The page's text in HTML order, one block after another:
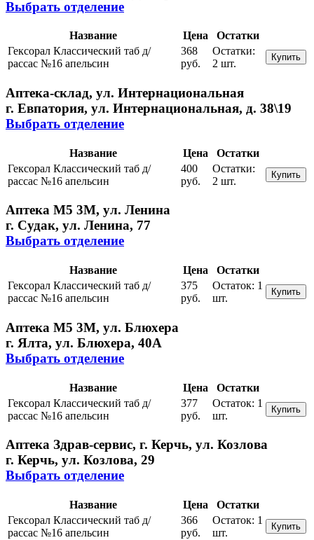
Выбрать отделение
Название Цена
Остатки
Гексорал Классический таб д/
рассас №16 апельсин
368
руб.
Остатки:
2 шт.
Купить
Аптека-склад, ул. Интернациональная
г. Евпатория, ул. Интернациональная, д. 38\19
Выбрать отделение
Название Цена
Остатки
Гексорал Классический таб д/
рассас №16 апельсин
400
руб.
Остатки:
2 шт.
Купить
Аптека М5 3М, ул. Ленина
г. Судак, ул. Ленина, 77
Выбрать отделение
Название Цена
Остатки
Гексорал Классический таб д/
рассас №16 апельсин
375
руб.
Остаток: 1
шт.
Купить
Аптека М5 3М, ул. Блюхера
г. Ялта, ул. Блюхера, 40А
Выбрать отделение
Название Цена
Остатки
Гексорал Классический таб д/
рассас №16 апельсин
377
руб.
Остаток: 1
шт.
Купить
Аптека Здрав-сервис, г. Керчь, ул. Козлова
г. Керчь, ул. Козлова, 29
Выбрать отделение
Название Цена
Остатки
Гексорал Классический таб д/
рассас №16 апельсин
366
руб.
Остаток: 1
шт.
Купить